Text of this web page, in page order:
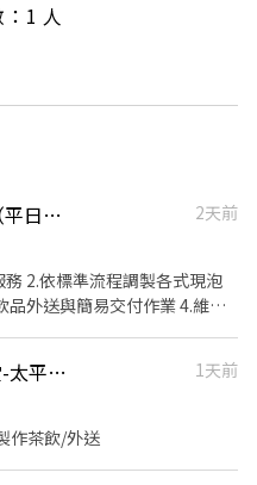
1 人
👍 貓頭鷹茶森林 東區復興店 （平日早班、假日早晚班）兼職
2天前
泡
👍 (晚班工讀）大茗本位製茶堂-太平精武東店
1天前
作茶飲/外送